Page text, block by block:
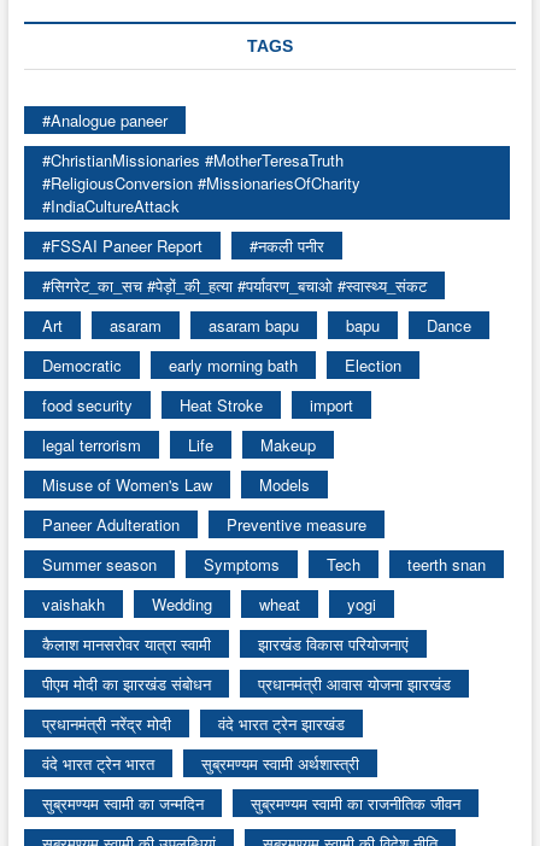
TAGS
#Analogue paneer
#ChristianMissionaries #MotherTeresaTruth
#ReligiousConversion #MissionariesOfCharity
#IndiaCultureAttack
#FSSAI Paneer Report
#नकली पनीर
#सिगरेट_का_सच #पेड़ों_की_हत्या #पर्यावरण_बचाओ #स्वास्थ्य_संकट
Art
asaram asaram bapu bapu
Dance
Democratic
early morning bath
Election
food security
Heat Stroke
import
legal terrorism
Life
Makeup
Misuse of Women's Law
Models
Paneer Adulteration
Preventive measure
Summer season
Symptoms Tech
teerth snan
vaishakh
Wedding wheat
yogi
कैलाश मानसरोवर यात्रा स्वामी
झारखंड विकास परियोजनाएं
पीएम मोदी का झारखंड संबोधन
प्रधानमंत्री आवास योजना झारखंड
प्रधानमंत्री नरेंद्र मोदी
वंदे भारत ट्रेन झारखंड
वंदे भारत ट्रेन भारत
सुब्रमण्यम स्वामी अर्थशास्त्री
सुब्रमण्यम स्वामी का जन्मदिन
सुब्रमण्यम स्वामी का राजनीतिक जीवन